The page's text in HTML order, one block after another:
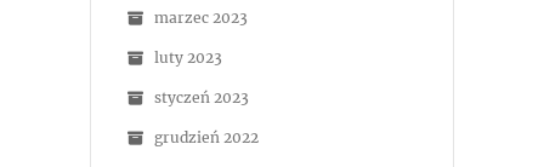
marzec 2023
luty 2023
styczeń 2023
grudzień 2022